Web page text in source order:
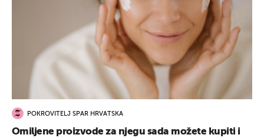
POKROVITELJ SPAR HRVATSKA
Omiljene proizvode za njegu sada možete kupiti i